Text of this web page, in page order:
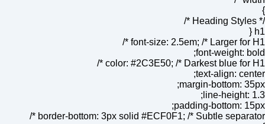
}
/* Heading Styles */
h1 {
font-size: 2.5em; /* Larger for H1 */
font-weight: bold;
color: #2C3E50; /* Darkest blue for H1 */
text-align: center;
margin-bottom: 35px;
line-height: 1.3;
padding-bottom: 15px;
border-bottom: 3px solid #ECF0F1; /* Subtle separator */